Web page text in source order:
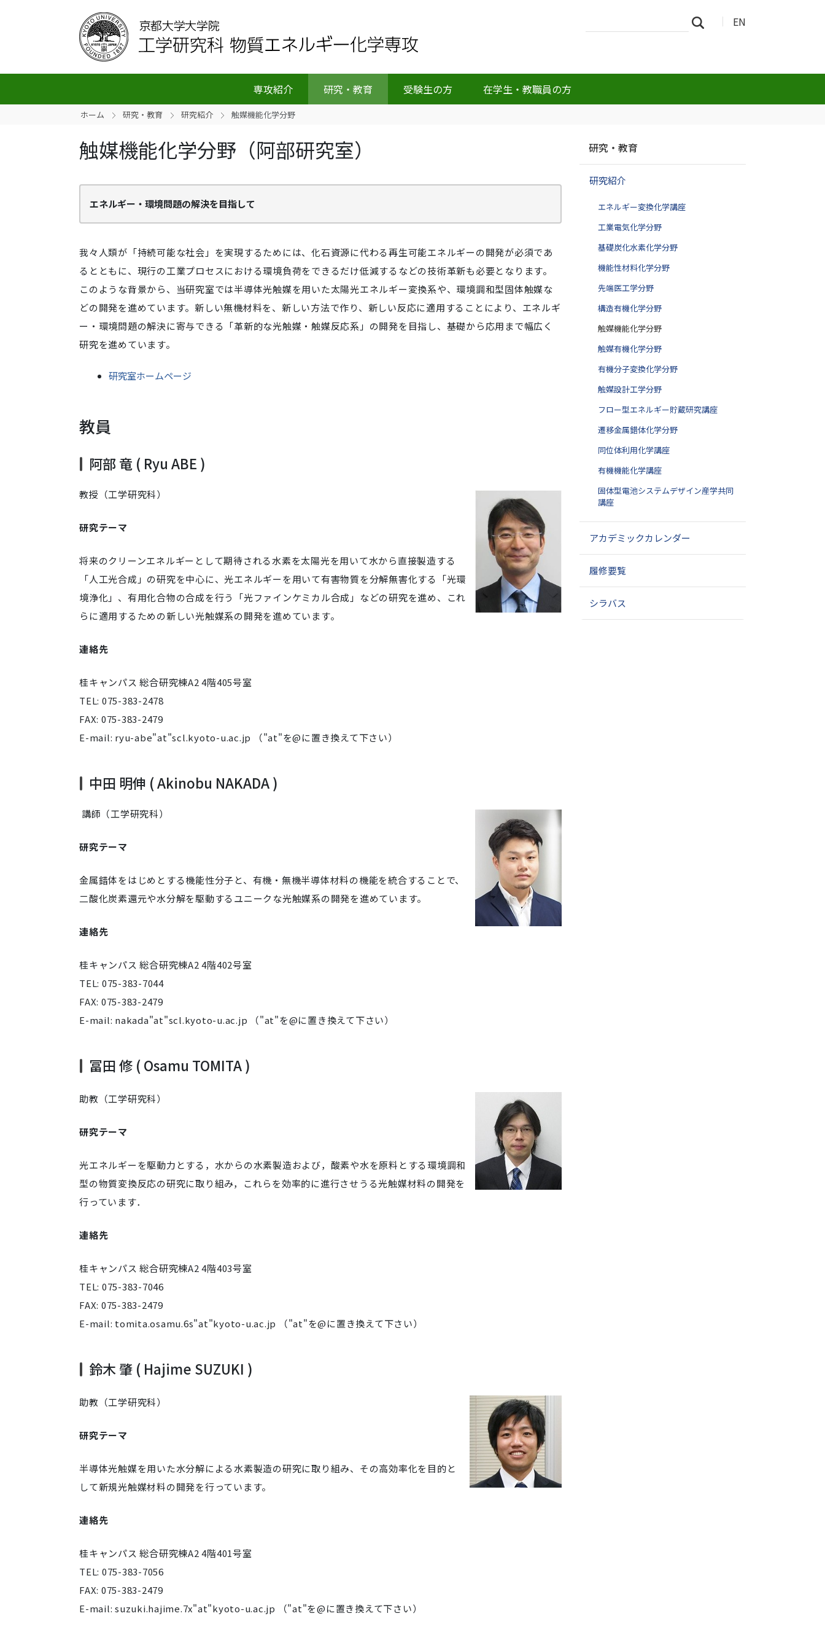
EN
専攻紹介 研究・教育 受験生の方 在学生・教職員の方
イ
細
ホーム 研究・教育 研究紹介 触媒機能化学分野
触媒機能化学分野（阿部研究室）
エネルギー・環境問題の解決を目指して
我々人類が「持続可能な社会」を実現するためには、化石資源に代わる再生可能エネルギーの開発が必須であ
るとともに、現行の工業プロセスにおける環境負荷をできるだけ低減するなどの技術革新も必要となります。
このような背景から、当研究室では半導体光触媒を用いた太陽光エネルギー変換系や、環境調和型固体触媒な
どの開発を進めています。新しい無機材料を、新しい方法で作り、新しい反応に適用することにより、エネルギ
ー・環境問題の解決に寄与できる「革新的な光触媒・触媒反応系」の開発を目指し、基礎から応用まで幅広く
研究を進めています。
研究室ホームページ
教員
阿部 竜 ( Ryu ABE )
教授（工学研究科）
研究テーマ
将来のクリーンエネルギーとして期待される水素を太陽光を用いて水から直接製造する
「人工光合成」の研究を中心に、光エネルギーを用いて有害物質を分解無害化する「光環
境浄化」、有用化合物の合成を行う「光ファインケミカル合成」などの研究を進め、これ
らに適用するための新しい光触媒系の開発を進めています。
連絡先
桂キャンパス 総合研究棟A2 4階405号室
TEL: 075-383-2478
FAX: 075-383-2479
E-mail: ryu-abe"at"scl.kyoto-u.ac.jp （"at"を@に置き換えて下さい）
中田 明伸 ( Akinobu NAKADA )
講師（工学研究科）
研究テーマ
金属錯体をはじめとする機能性分子と、有機・無機半導体材料の機能を統合することで、
二酸化炭素還元や水分解を駆動するユニークな光触媒系の開発を進めています。
連絡先
桂キャンパス 総合研究棟A2 4階402号室
TEL: 075-383-7044
FAX: 075-383-2479
E-mail: nakada"at"scl.kyoto-u.ac.jp （"at"を@に置き換えて下さい）
冨田 修 ( Osamu TOMITA )
助教（工学研究科）
研究テーマ
光エネルギーを駆動力とする，水からの水素製造および，酸素や水を原料とする環境調和
型の物質変換反応の研究に取り組み，これらを効率的に進行させうる光触媒材料の開発を
行っています．
連絡先
桂キャンパス 総合研究棟A2 4階403号室
TEL: 075-383-7046
FAX: 075-383-2479
E-mail: tomita.osamu.6s"at"kyoto-u.ac.jp （"at"を@に置き換えて下さい）
鈴木 肇 ( Hajime SUZUKI )
助教（工学研究科）
研究テーマ
半導体光触媒を用いた水分解による水素製造の研究に取り組み、その高効率化を目的と
して新規光触媒材料の開発を行っています。
連絡先
桂キャンパス 総合研究棟A2 4階401号室
TEL: 075-383-7056
FAX: 075-383-2479
E-mail: suzuki.hajime.7x"at"kyoto-u.ac.jp （"at"を@に置き換えて下さい）
ビ
ゲ
研究・教育
研究紹介
エネルギー変換化学講座
工業電気化学分野
基礎炭化水素化学分野
機能性材料化学分野
先端医工学分野
構造有機化学分野
触媒機能化学分野
触媒有機化学分野
有機分子変換化学分野
触媒設計工学分野
フロー型エネルギー貯蔵研究講座
遷移金属錯体化学分野
同位体利用化学講座
有機機能化学講座
固体型電池システムデザイン産学共同
講座
アカデミックカレンダー
履修要覧
シラバス